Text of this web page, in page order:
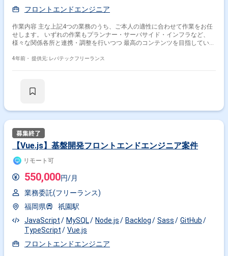
フロントエンドエンジニア
作業内容 主な上記4つの業務のうち、ご本人の適性に合わせて作業をお任
せします。 いずれの作業もプランナー・サーバサイド・インフラなど、
様々な関係各所と連携・調整を行いつつ 最高のコンテンツを目指していた
運用開発 ・WEBサービスの運用開発 ・WEBサイト制作
4年前・ 提供元: レバテックフリーランス
【Vue.js】基盤開発フロントエンドエンジニア案件
リモート可
550,000円/月
業務委託(フリーランス)
福岡県
祇園駅
JavaScript
MySQL Node.js Backlog Sass
GitHub
TypeScript
Vue.js
フロントエンドエンジニア